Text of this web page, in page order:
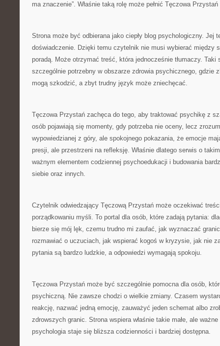
ma znaczenie”. Właśnie taką rolę może pełnić Tęczowa
Strona może być odbierana jako ciepły blog psychologiczny. Jej
doświadczenie. Dzięki temu czytelnik nie musi wybierać między
poradą. Może otrzymać treść, która jednocześnie tłumaczy. Taki
szczególnie potrzebny w obszarze zdrowia psychicznego, gdzie
mogą szkodzić, a zbyt trudny język może zniechęcać.
Tęczowa Przystań zachęca do tego, aby traktować psychikę z
osób pojawiają się momenty, gdy potrzeba nie oceny, lecz
wypowiedzianej z góry, ale spokojnego pokazania, że emocje
presji, ale przestrzeni na refleksję. Właśnie dlatego serwis o
ważnym elementem codziennej psychoedukacji i budowania
siebie oraz innych.
Czytelnik odwiedzający Tęczową Przystań może oczekiwać
porządkowaniu myśli. To portal dla osób, które zadają pytania:
bierze się mój lęk, czemu trudno mi zaufać, jak wyznaczać
rozmawiać o uczuciach, jak wspierać kogoś w kryzysie, jak nie
pytania są bardzo ludzkie, a odpowiedzi wymagają spokoju.
Tęczowa Przystań może być szczególnie pomocna dla osób,
psychiczną. Nie zawsze chodzi o wielkie zmiany. Czasem
reakcję, nazwać jedną emocję, zauważyć jeden schemat albo
zdrowszych granic. Strona wspiera właśnie takie małe, ale
psychologia staje się bliższa codzienności i bardziej dostępna.